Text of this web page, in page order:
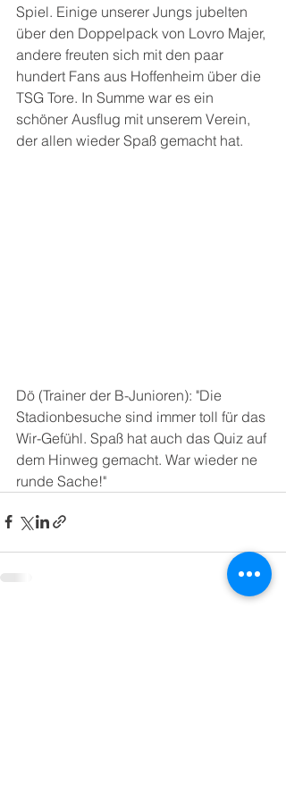
Spiel. Einige unserer Jungs jubelten
über den Doppelpack von Lovro Majer,
andere freuten sich mit den paar
hundert Fans aus Hoffenheim über die
TSG Tore. In Summe war es ein
schöner Ausflug mit unserem Verein,
der allen wieder Spaß gemacht hat.
Dö (Trainer der B-Junioren): "Die
Stadionbesuche sind immer toll für das
Wir-Gefühl. Spaß hat auch das Quiz auf
dem Hinweg gemacht. War wieder ne
runde Sache!"